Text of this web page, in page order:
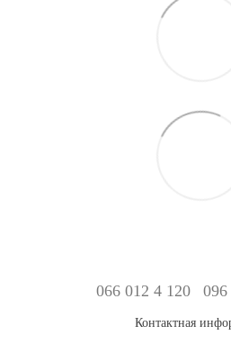
066 012 4 120
Контактная